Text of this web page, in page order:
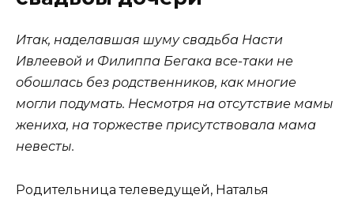
Итак, наделавшая шуму свадьба Насти
Ивлеевой и Филиппа Бегака все-таки не
обошлась без родственников, как многие
могли подумать. Несмотря на отсутствие мамы
жениха, на торжестве присутствовала мама
невесты.
Родительница телеведущей, Наталья